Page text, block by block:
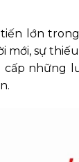
tiến lớn
mới, sự
cấp những